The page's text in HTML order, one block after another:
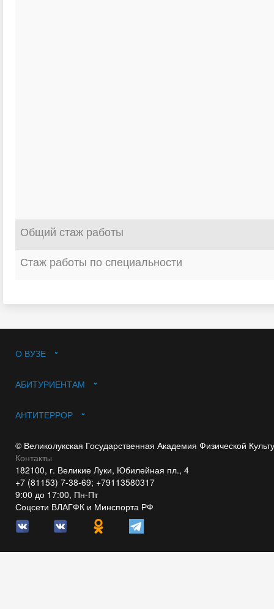
Общий стаж работы
Стаж работы по специальности
О ВУЗЕ
АБИТУРИЕНТАМ
АНТИТЕРРОР
© Великолукская Государственная Академия Физической
Контакты
182100, г. Великие Луки, Юбилейная пл., 4
+7 (81153) 7-38-69; +79113580317
9:00 до 17:00, Пн-Пт
Соцсети ВЛАГФК и Минспорта РФ